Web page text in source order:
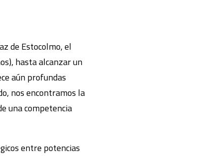
de Estocolmo, el
hasta alcanzar un
aún profundas
nos encontramos la
una competencia
entre potencias